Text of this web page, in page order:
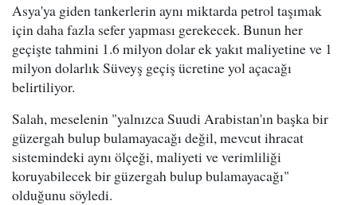
Asya'ya giden tankerlerin aynı miktarda petrol taşımak
için daha fazla sefer yapması gerekecek. Bunun her
geçişte tahmini 1.6 milyon dolar ek yakıt maliyetine ve 1
milyon dolarlık Süveyş geçiş ücretine yol açacağı
belirtiliyor.
Salah, meselenin "yalnızca Suudi Arabistan'ın başka bir
güzergah bulup bulamayacağı değil, mevcut ihracat
sistemindeki aynı ölçeği, maliyeti ve verimliliği
koruyabilecek bir güzergah bulup bulamayacağı"
olduğunu söyledi.